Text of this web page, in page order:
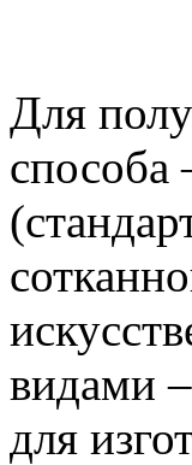
Для
способа
видами
для